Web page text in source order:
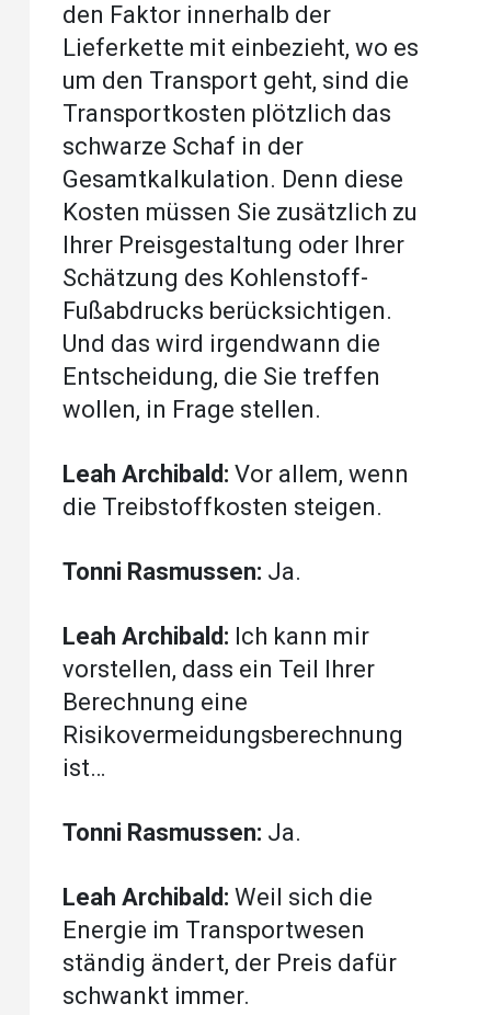
den Faktor innerhalb der
Lieferkette mit einbezieht, wo es
um den Transport geht, sind die
Transportkosten plötzlich das
schwarze Schaf in der
Gesamtkalkulation. Denn diese
Kosten müssen Sie zusätzlich zu
Ihrer Preisgestaltung oder Ihrer
Schätzung des Kohlenstoff-
Fußabdrucks berücksichtigen.
Und das wird irgendwann die
Entscheidung, die Sie treffen
wollen, in Frage stellen.
Leah Archibald: Vor allem, wenn
die Treibstoffkosten steigen.
Tonni Rasmussen: Ja.
Leah Archibald: Ich kann mir
vorstellen, dass ein Teil Ihrer
Berechnung eine
Risikovermeidungsberechnung
ist…
Tonni Rasmussen: Ja.
Leah Archibald: Weil sich die
Energie im Transportwesen
ständig ändert, der Preis dafür
schwankt immer.